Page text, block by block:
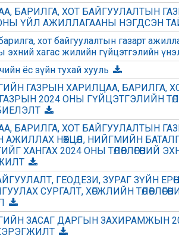
БАРИЛГА, ХОТ БАЙГУУЛАЛТЫН
ҮЙЛ АЖИЛЛАГААНЫ НЭГДСЭН
хот байгуулалтын газарт
эхний хагас жилийн гүйцэтгэлийн
ёс зүйн тухай хууль
ГАЗРЫН ХАРИЛЦАА, БАРИЛГА,
2024 ОНЫ ГҮЙЦЭТГЭЛИЙН
БАРИЛГА, ХОТ БАЙГУУЛАЛТЫН
НӨХЦӨЛ, НИЙГМИЙН
ХАНГАХ 2024 ОНЫ ТӨЛӨВЛӨГӨӨНИЙ
ГЕОДЕЗИ, ЗУРАГ ЗҮЙН
СУРГАЛТ, ХӨГЖЛИЙН
ЗАСАГ ДАРГЫН ЗАХИРАМЖЫН